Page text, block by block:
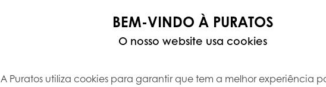
BEM-VINDO À PURATOS
O nosso website usa cookies
A Puratos utiliza cookies para garantir que tem a melhor experiência